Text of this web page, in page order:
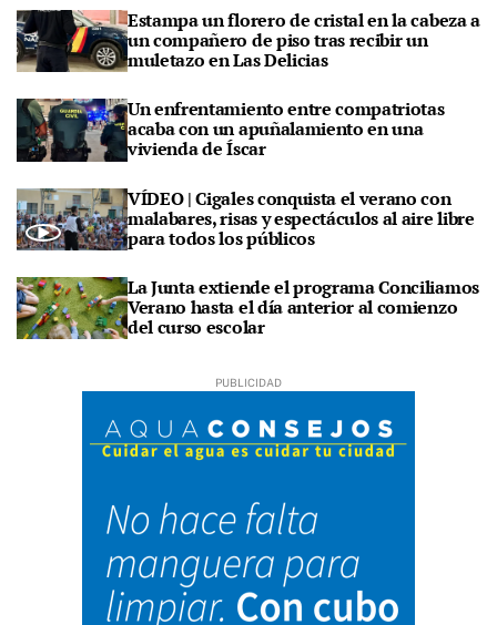
Estampa un florero de cristal en la cabeza a
un compañero de piso tras recibir un
muletazo en Las Delicias
Un enfrentamiento entre compatriotas
acaba con un apuñalamiento en una
vivienda de Íscar
VÍDEO | Cigales conquista el verano con
malabares, risas y espectáculos al aire libre
para todos los públicos
La Junta extiende el programa Conciliamos
Verano hasta el día anterior al comienzo
del curso escolar